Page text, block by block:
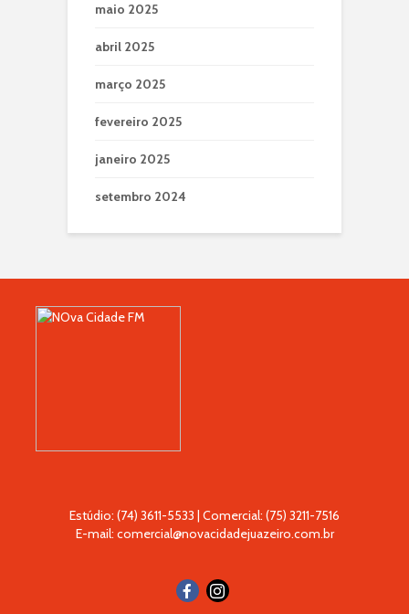
maio 2025
abril 2025
março 2025
fevereiro 2025
janeiro 2025
setembro 2024
Estúdio: (74) 3611-5533 | Comercial: (75) 3211-7516
E-mail: comercial@novacidadejuazeiro.com.br